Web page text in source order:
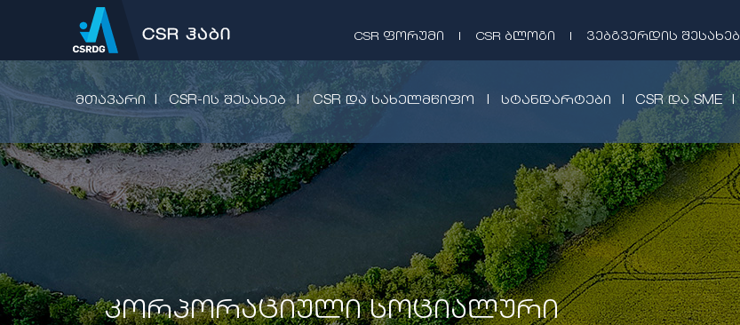
CSR ᲤᲝᲠᲣᲛᲘ CSR ᲑᲚᲝᲒᲘ ᲕᲔᲑᲒᲕᲔᲠᲓᲘᲡ ᲨᲔᲡᲐᲮᲔᲑ
ᲛᲗᲐᲕᲐᲠᲘ | CSR-ᲘᲡ ᲨᲔᲡᲐᲮᲔᲑ | CSR ᲓᲐ ᲡᲐᲮᲔᲚᲛᲬᲘᲤᲝ | ᲡᲢᲐᲜᲓᲐᲠᲢᲔᲑᲘ | CSR ᲓᲐ SME |
კორპორაციული სოციალური